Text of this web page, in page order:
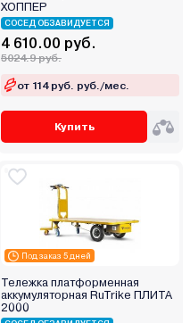
ХОППЕР
СОСЕД ОБЗАВИДУЕТСЯ
4 610.00 руб.
5024.9 руб.
от 114 руб. руб./мес.
Купить
Под заказ 5 дней
Тележка платформенная
аккумуляторная RuTrike ПЛИТА
2000